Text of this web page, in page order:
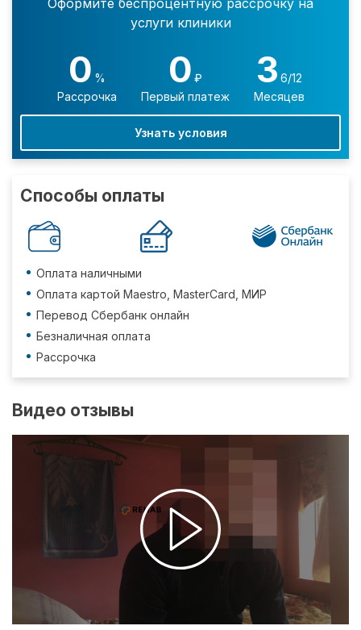
услуги клиники
0 %
Рассрочка
0 ₽
Первый платеж
3 6/12
Месяцев
Узнать условия
Способы оплаты
Оплата наличными
Оплата картой Maestro, MasterCard, МИР
Перевод Сбербанк онлайн
Безналичная оплата
Рассрочка
Видео отзывы